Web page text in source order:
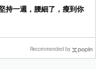
持一週，腰細了，瘦到你
Recommended by